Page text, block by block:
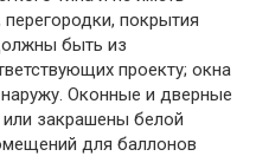
покрытия
быть из
проекту; окна
наружу. Оконные и дверные
закрашены белой
для баллонов